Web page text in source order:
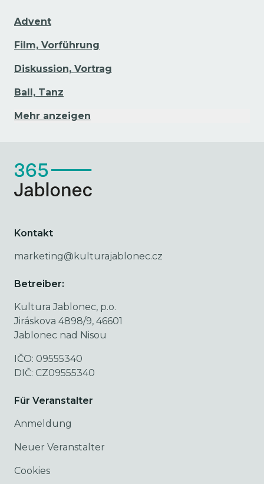
Advent
Film, Vorführung
Diskussion, Vortrag
Ball, Tanz
Mehr anzeigen
Kontakt
marketing@kulturajablonec.cz
Betreiber:
Kultura Jablonec, p.o.
Jiráskova 4898/9, 46601
Jablonec nad Nisou
IČO: 09555340
DIČ: CZ09555340
Für Veranstalter
Anmeldung
Neuer Veranstalter
Cookies